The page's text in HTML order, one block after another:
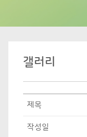
갤러리
제목
작성일